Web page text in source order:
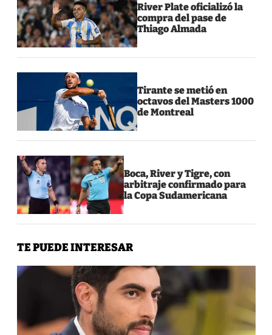
River Plate oficializó la
compra del pase de
Thiago Almada
Tirante se metió en
octavos del Masters 1000
de Montreal
Boca, River y Tigre, con
arbitraje confirmado para
la Copa Sudamericana
TE PUEDE INTERESAR